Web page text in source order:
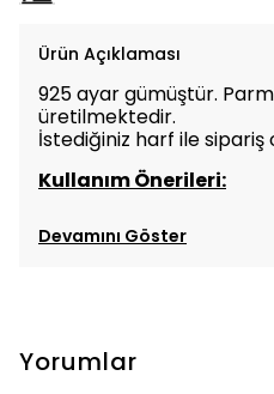
Ürün Açıklaması
925 ayar gümüştür.
üretilmektedir.
İstediğiniz harf ile sipariş
Kullanım Önerileri:
Devamını Göster
Yorumlar